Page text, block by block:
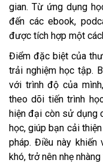
gian. Từ ứng dụng
đến các ebook,
được tích hợp một
Điểm đặc biệt của
trải nghiệm học tập.
với trình độ của
theo dõi tiến trình
hiện đại còn sử dụng
học, giúp bạn cải
pháp. Điều này
khó, trở nên nhẹ